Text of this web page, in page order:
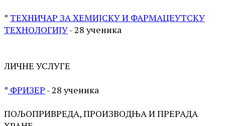
*ТЕХНИЧАР ЗА ХЕМИЈСКУ И ФАРМАЦЕУТСКУ
ТЕХНОЛОГИЈУ- 28 ученика
ЛИЧНЕ УСЛУГЕ
* ФРИЗЕР - 28 ученика
ПОЉОПРИВРЕДА, ПРОИЗВОДЊА И ПРЕРАДА